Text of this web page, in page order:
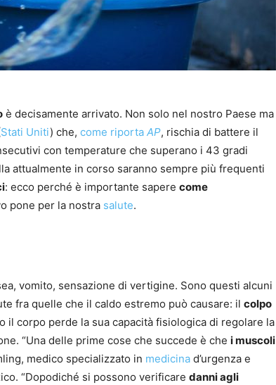
è decisamente arrivato. Non solo nel nostro Paese ma
Stati Uniti) che, come riporta AP, rischia di battere il
con temperature che superano i 43 gradi
attualmente in corso saranno sempre più frequenti
: ecco perché è importante sapere come
pone per la nostra salute.
vomito, sensazione di vertigine. Sono questi alcuni
fra quelle che il caldo estremo può causare: il colpo
il corpo perde la sua capacità fisiologica di regolare la
“Una delle prime cose che succede è che i muscoli
medico specializzato in medicina d’urgenza e
“Dopodiché si possono verificare danni agli